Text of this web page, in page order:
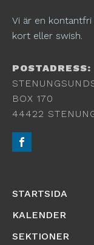
Vi är en
kort eller swish.
POSTADRESS:
BOX 170
44422
STARTSIDA
KALENDER
SEKTIONER